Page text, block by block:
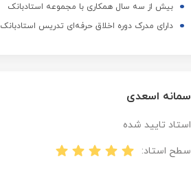
بیش از سه سال همکاری با مجموعه استادبانک
دارای مدرک دوره اخلاق حرفه‌ای تدریس استادبانک
سمانه اسعدی
استاد تایید شده
سطح استاد: